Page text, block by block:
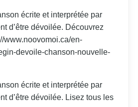
écrite et interprétée par
d’être dévoilée. Découvrez
www.noovomoi.ca/en-
devoile-chanson-nouvelle-
écrite et interprétée par
d’être dévoilée. Lisez tous les